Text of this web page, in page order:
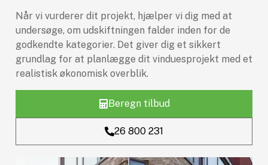
Når vi vurderer dit projekt, hjælper vi dig med at
undersøge, om udskiftningen falder inden for de
godkendte kategorier. Det giver dig et sikkert
grundlag for at planlægge dit vinduesprojekt med et
realistisk økonomisk overblik.
Beregn tilbud
26 800 231